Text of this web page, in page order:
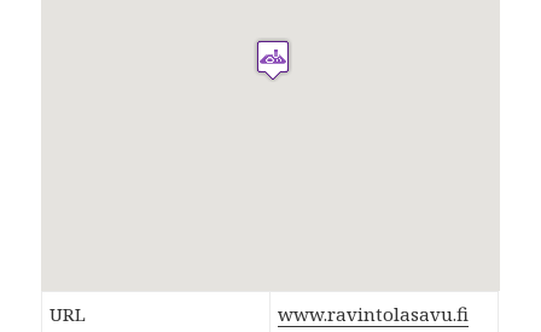
URL
www.ravintolasavu.fi